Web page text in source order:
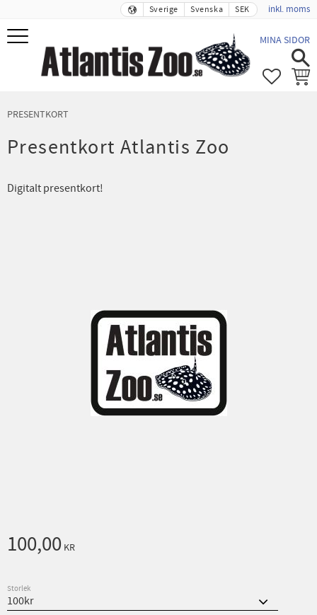
Meny
Sverige Svenska SEK inkl. moms
MINA SIDOR
PRESENTKORT
Presentkort Atlantis Zoo
Digitalt presentkort!
100,00 KR
Storlek